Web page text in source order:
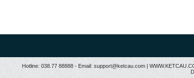
Hotline: 038.77 88888 - Email: support@ketcau.com |